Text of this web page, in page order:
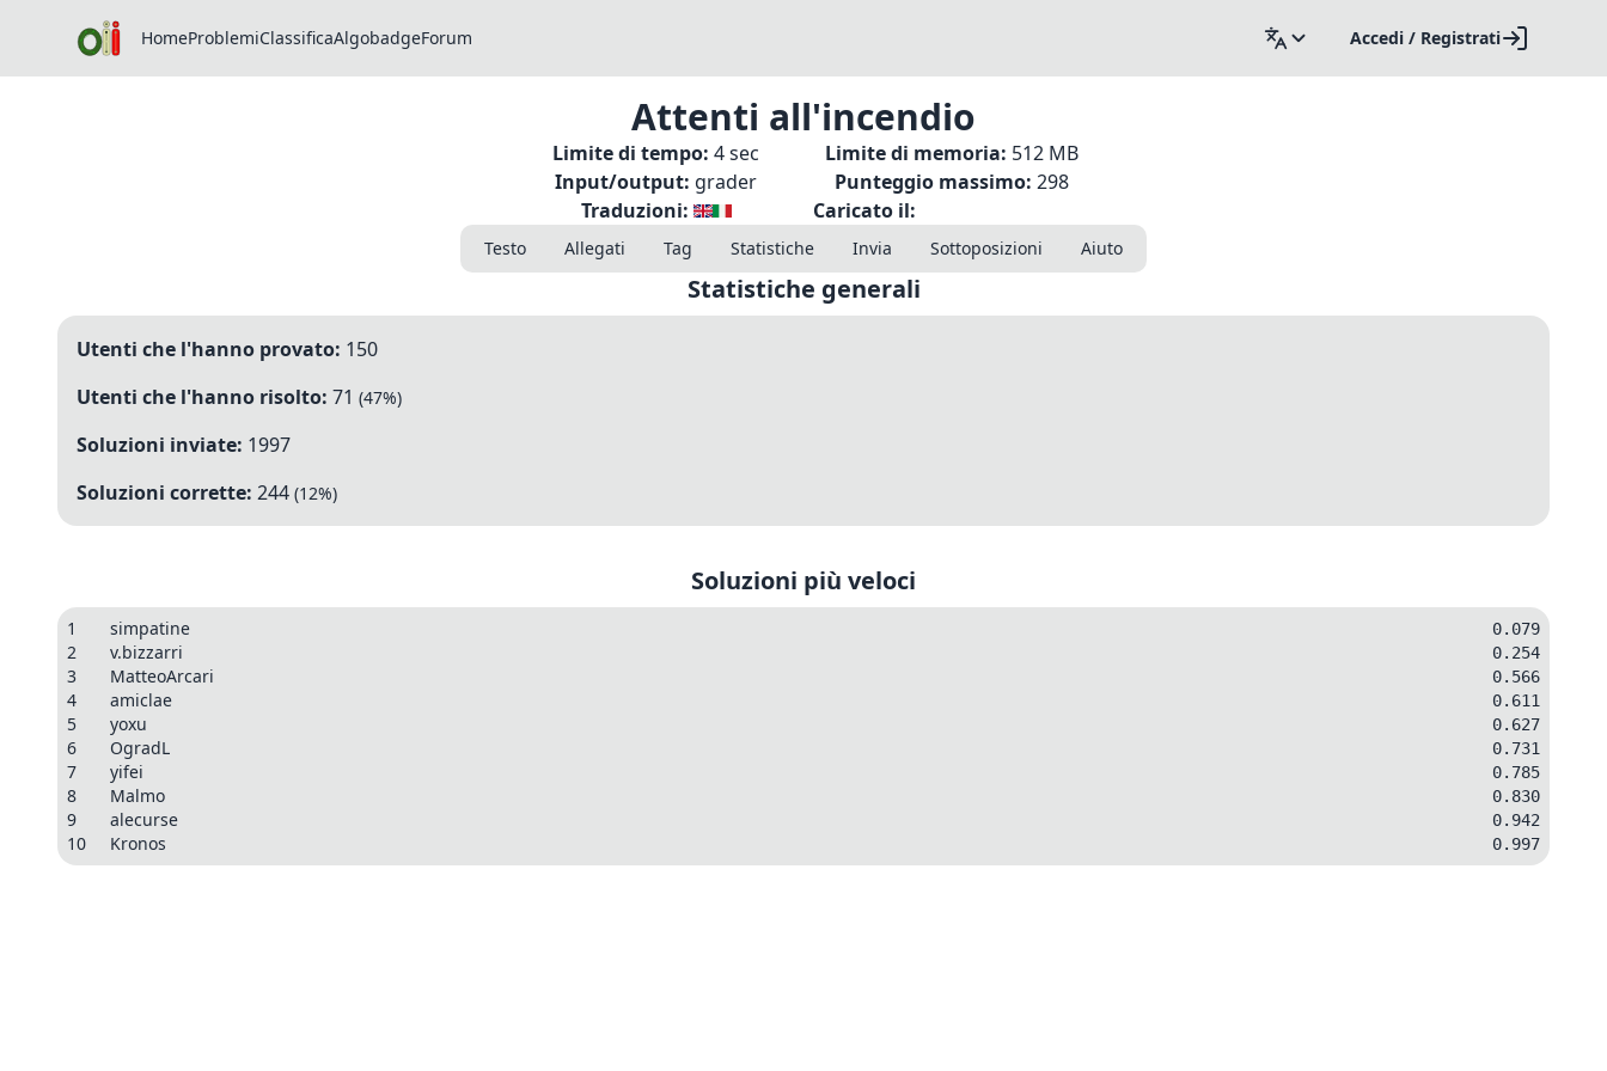
HomeProblemiClassificaAlgobadgeForum Accedi / Registrati
Attenti all'incendio
Limite di tempo: 4 sec Limite di memoria: 512 MB
Input/output: grader Punteggio massimo: 298
Traduzioni:
Caricato il:
Testo Allegati Tag Statistiche Invia Sottoposizioni Aiuto
Statistiche generali
Utenti che l'hanno provato: 150
Utenti che l'hanno risolto: 71 (47%)
Soluzioni inviate: 1997
Soluzioni corrette: 244 (12%)
Soluzioni più veloci
1 simpatine 0.079
2 v.bizzarri 0.254
3 MatteoArcari 0.566
4 amiclae 0.611
5 yoxu 0.627
6 OgradL 0.731
7 yifei 0.785
8 Malmo 0.830
9 alecurse 0.942
10 Kronos 0.997